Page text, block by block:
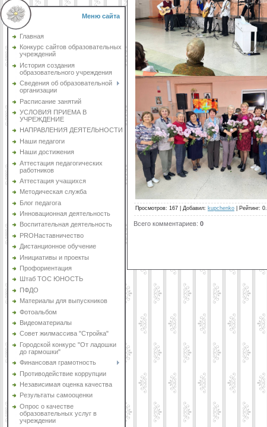
Меню сайта
Главная
Конкурс сайтов образовательных
учреждений
История создания
образовательного учреждения
Сведения об образовательной
организации
Расписание занятий
УСЛОВИЯ ПРИЕМА В
УЧРЕЖДЕНИЕ
НАПРАВЛЕНИЯ ДЕЯТЕЛЬНОСТИ
Наши педагоги
Наши достижения
Аттестация педагогических
работников
Аттестация учащихся
Методическая служба
Блог педагога
Инновационная деятельность
Воспитательная деятельность
PROНаставничество
Дистанционное обучение
Инициативы и проекты
Профориентация
Штаб ТОС ЮНОСТЬ
ПФДО
Материалы для выпускников
Фотоальбом
Видеоматериалы
Совет жилмассива "Стройка"
Городской конкурс "От ладошки
до гармошки"
Финансовая грамотность
Противодействие коррупции
Независимая оценка качества
Результаты самооценки
Опрос о качестве
образовательных услуг в
учреждении
Просмотров: 167 Добавил: kupchenko Рейтинг:
Всего комментариев: 0